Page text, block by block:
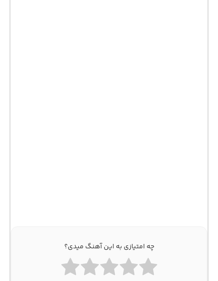
چه امتیازی به این آهنگ میدی؟